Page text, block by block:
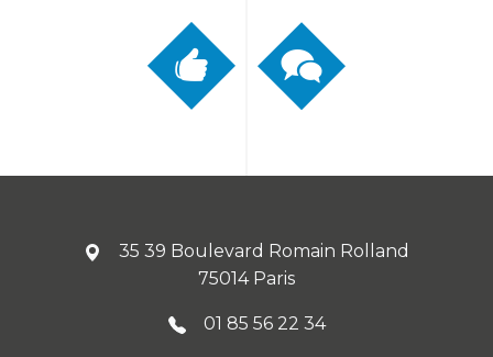
35 39 Boulevard Romain Rolland
75014 Paris
01 85 56 22 34